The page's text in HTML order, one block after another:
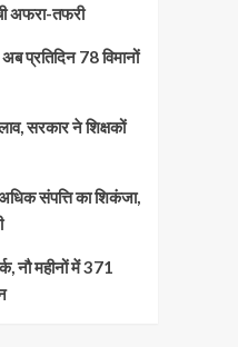
अफरा-तफरी
प्रतिदिन 78 विमानों
सरकार ने शिक्षकों
संपत्ति का शिकंजा,
नौ महीनों में 371